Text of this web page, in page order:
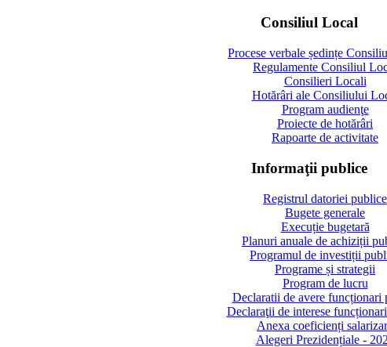
Consiliul Local
Procese verbale ședințe
Regulamente Consiliul
Consilieri Locali
Hotărâri ale Consiliului
Program audienţe
Proiecte de hotărâri
Rapoarte de activitate
Informaţii publice
Registrul datoriei publice
Bugete generale
Execuție bugetară
Planuri anuale de achiziții
Programul de investiții
Programe și strategii
Program de lucru
Declaratii de avere funcționari
Declaraţii de interese
Anexa coeficienți
Alegeri Prezidențiale -